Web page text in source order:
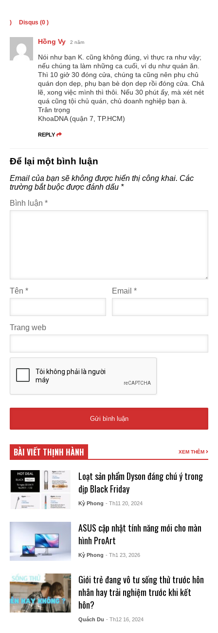
) Disqus (0 )
Hồng Vy 2 năm
Nói như bạn K. cũng không đúng, vì thực ra như vậy;
nếu chúng ta làm những ca cuối, ví dụ như quán ăn.
Thì 10 giở 30 đóng cửa, chúng ta cũng nên phụ chủ
quán dọn dẹp, phụ bạn bè dọn dẹp rồi đóng cửa. Chả
lẽ, xong việc mình thì thôi. Nếu 30 phút ấy, mà xét nét
quá cũng tội chủ quán, chủ doanh nghiệp bạn à.
Trân trọng
KhoaDNA (quận 7, TP.HCM)
REPLY
Để lại một bình luận
Email của bạn sẽ không được hiển thị công khai. Các
trường bắt buộc được đánh dấu *
Bình luận *
Tên * Email*
Trang web
BÀI VIẾT THỊNH HÀNH XEM THÊM
Loạt sản phẩm Dyson đáng chú ý trong
dịp Black Friday
Kỳ Phong - Th11 20, 2024
ASUS cập nhật tính năng mới cho màn
hình ProArt
Kỳ Phong - Th1 23, 2026
Giới trẻ đang vô tư sống thử trước hôn
nhân hay trải nghiệm trước khi kết
hôn?
Quách Du - Th12 16, 2024